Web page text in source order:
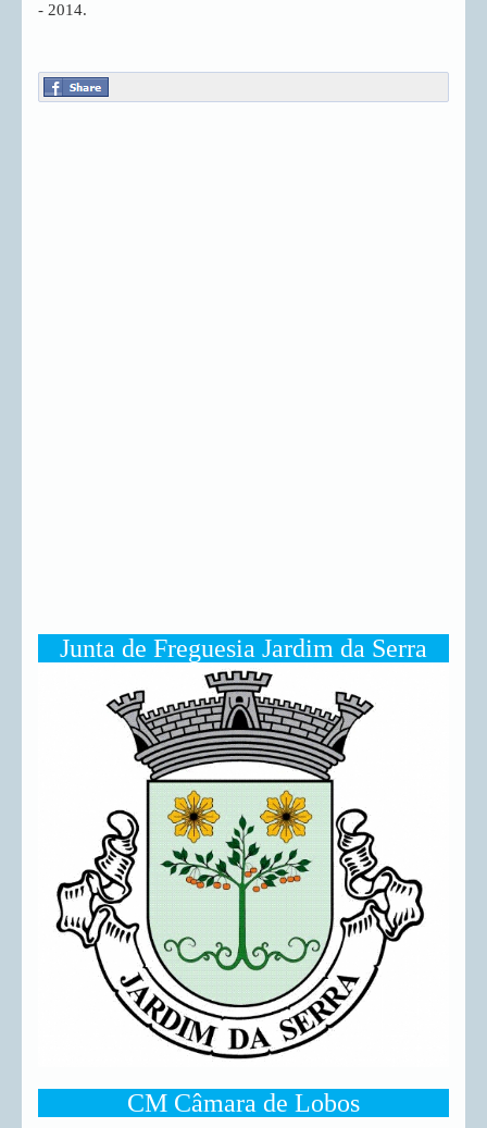
- 2014.
Junta de Freguesia Jardim da Serra
CM Câmara de Lobos